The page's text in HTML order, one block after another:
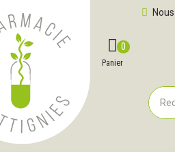
d'Ottignies Votre pharmacie en ligne à
Favoris Panier
0